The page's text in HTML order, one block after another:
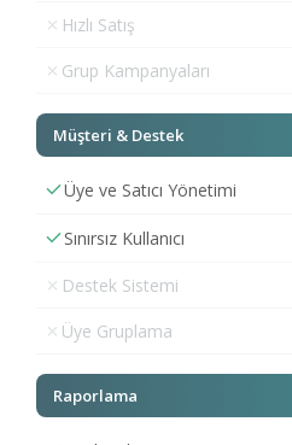
Hızlı Satış
Grup Kampanyaları
Müşteri & Destek
Üye ve Satıcı Yönetimi
Sınırsız Kullanıcı
Destek Sistemi
Üye Gruplama
Raporlama